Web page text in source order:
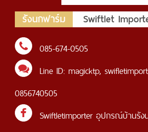
รังนกฟาร์ม Swiftlet
085-674-0505
Line ID: magicktp,
0856740505
Swiftletimporter อุปกรณ์บ้านรัง